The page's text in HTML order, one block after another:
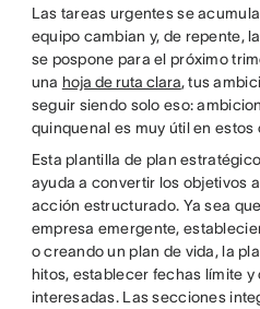
Las tareas urgentes se
equipo cambian y, de repente,
se pospone para el próximo
una hoja de ruta clara, tus
seguir siendo solo eso:
quinquenal es muy útil en estos
Esta plantilla de plan
ayuda a convertir los objetivos
acción estructurado. Ya sea
empresa emergente,
o creando un plan de vida, la
hitos, establecer fechas límite
interesadas. Las secciones